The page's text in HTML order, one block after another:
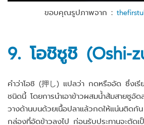
ขอบคุณรูปภาพจาก :
9. โอชิซูชิ (Oshi-
คำว่าโอชิ (押し) แปลว่า กดหรืออัด ซึ่งเรี
ชนิดนี้ โดยการนำเอาข้าวผสมน้ำส้มสายชูอั
วางด้านบนด้วยเนื้อปลาแล้วกดให้แน่นติด
กล่องที่อัดข้าวลงไป ก่อนรับประทานจะตัด